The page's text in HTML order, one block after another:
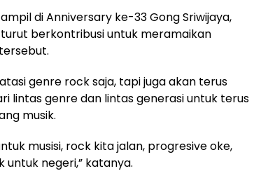
di Anniversary ke-33 Gong Sriwijaya,
berkontribusi untuk meramaikan
genre rock saja, tapi juga akan terus
lintas genre dan lintas generasi untuk terus
musik.
musisi, rock kita jalan, progresive oke,
untuk negeri,” katanya.